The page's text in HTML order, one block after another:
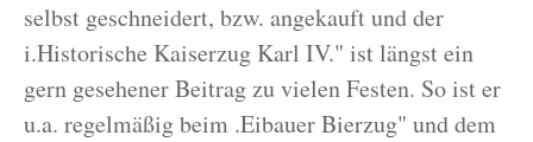
selbst geschneidert, bzw. angekauft und der
i.Historische Kaiserzug Karl IV." ist längst ein
gern gesehener Beitrag zu vielen Festen. So ist er
u.a. regelmäßig beim .Eibauer Bierzug" und dem